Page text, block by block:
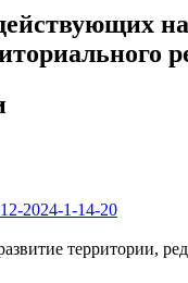
2024-1-14-20
территории,